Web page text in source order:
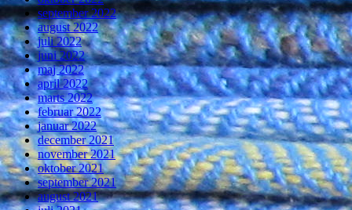
september 2022
august 2022
juli 2022
juni 2022
maj 2022
april 2022
marts 2022
februar 2022
januar 2022
december 2021
november 2021
oktober 2021
september 2021
august 2021